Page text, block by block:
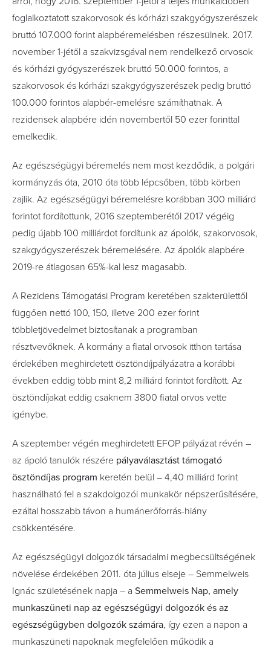
foglalkoztatott szakorvosok és kórházi szakgyógyszerészek
bruttó 107.000 forint alapbéremelésben részesülnek. 2017.
november 1-jétől a szakvizsgával nem rendelkező orvosok
és kórházi gyógyszerészek bruttó 50.000 forintos, a
szakorvosok és kórházi szakgyógyszerészek pedig bruttó
100.000 forintos alapbér-emelésre számíthatnak. A
rezidensek alapbére idén novembertől 50 ezer forinttal
emelkedik.
Az egészségügyi béremelés nem most kezdődik, a polgári
kormányzás óta, 2010 óta több lépcsőben, több körben
zajlik. Az egészségügyi béremelésre korábban 300 milliárd
forintot fordítottunk, 2016 szeptemberétől 2017 végéig
pedig újabb 100 milliárdot fordítunk az ápolók, szakorvosok,
szakgyógyszerészek béremelésére. Az ápolók alapbére
2019-re átlagosan 65%-kal lesz magasabb.
A Rezidens Támogatási Program keretében szakterülettől
függően nettó 100, 150, illetve 200 ezer forint
többletjövedelmet biztosítanak a programban
résztvevőknek. A kormány a fiatal orvosok itthon tartása
érdekében meghirdetett ösztöndíjpályázatra a korábbi
években eddig több mint 8,2 milliárd forintot fordított. Az
ösztöndíjakat eddig csaknem 3800 fiatal orvos vette
igénybe.
A szeptember végén meghirdetett EFOP pályázat révén –
az ápoló tanulók részére pályaválasztást támogató
ösztöndíjas program keretén belül – 4,40 milliárd forint
használható fel a szakdolgozói munkakör népszerűsítésére,
ezáltal hosszabb távon a humánerőforrás-hiány
csökkentésére.
Az egészségügyi dolgozók társadalmi megbecsültségének
növelése érdekében 2011. óta július elseje – Semmelweis
Ignác születésének napja – a Semmelweis Nap, amely
munkaszüneti nap az egészségügyi dolgozók és az
egészségügyben dolgozók számára, így ezen a napon a
munkaszüneti napoknak megfelelően működik a